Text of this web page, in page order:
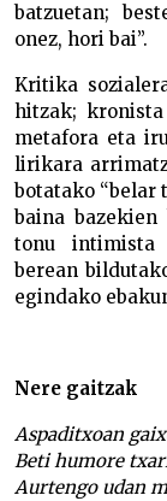
batzuetan;
onez, hori bai”.
Kritika
hitzak;
metafora eta
lirikara
botatako “belar
baina
tonu intimista
berean
egindako
Nere gaitzak
Aspaditxoan
Beti humore
Aurtengo udan